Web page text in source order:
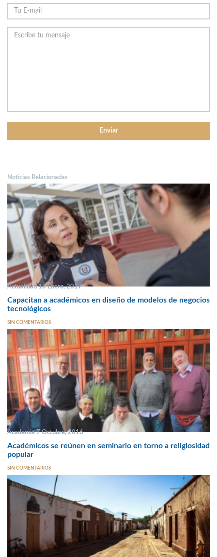
Noticias Relacionadas
Actualidad 13 Enero, 2017
Capacitan a académicos en diseño de modelos de negocios
tecnológicos
SIN COMENTARIOS
Academia 7 Octubre, 2016
Académicos se reúnen en seminario en torno a religiosidad
popular
SIN COMENTARIOS